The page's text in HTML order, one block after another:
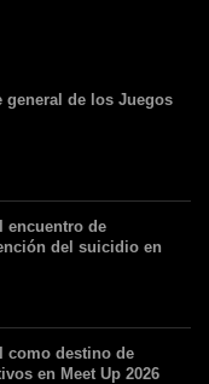
general de los Juegos
encuentro de
del suicidio en
como destino de
en Meet Up 2026